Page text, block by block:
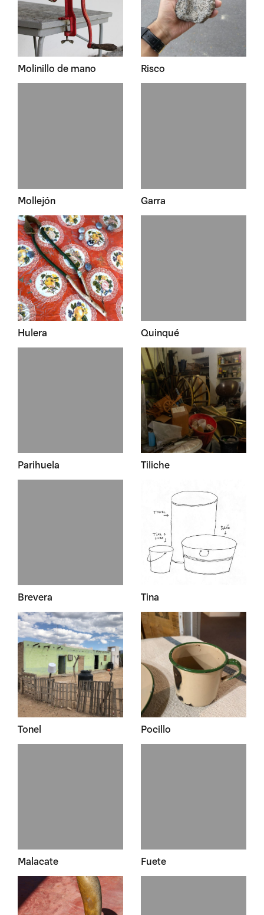
Molinillo de mano Risco
Mollejón Garra
Hulera Quinqué
Parihuela Tiliche
Brevera Tina
Tonel Pocillo
Malacate Fuete